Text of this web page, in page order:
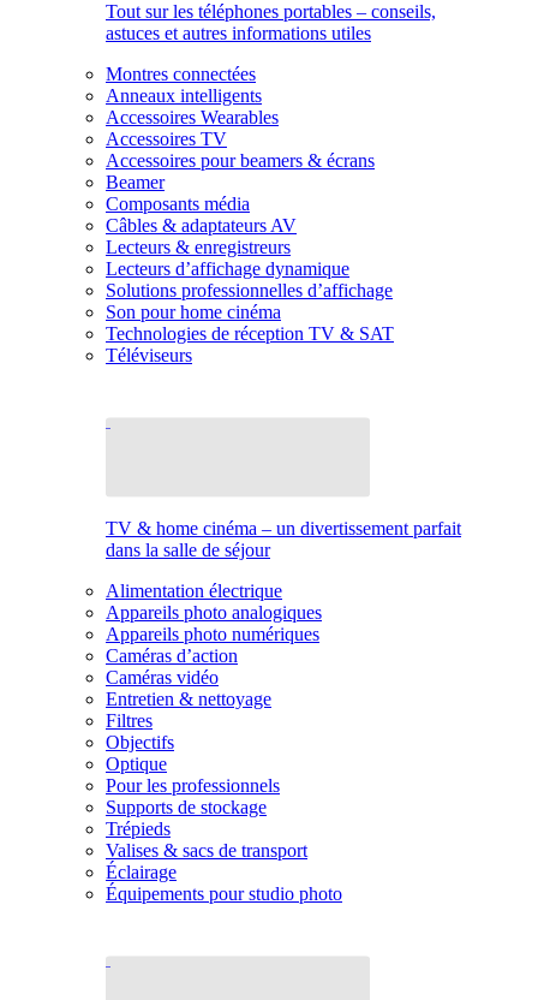
Tout sur les téléphones portables – conseils,
astuces et autres informations utiles
Montres connectées
Anneaux intelligents
Accessoires Wearables
Accessoires TV
Accessoires pour beamers & écrans
Beamer
Composants média
Câbles & adaptateurs AV
Lecteurs & enregistreurs
Lecteurs d’affichage dynamique
Solutions professionnelles d’affichage
Son pour home cinéma
Technologies de réception TV & SAT
Téléviseurs
TV & home cinéma – un divertissement parfait
dans la salle de séjour
Alimentation électrique
Appareils photo analogiques
Appareils photo numériques
Caméras d’action
Caméras vidéo
Entretien & nettoyage
Filtres
Objectifs
Optique
Pour les professionnels
Supports de stockage
Trépieds
Valises & sacs de transport
Éclairage
Équipements pour studio photo